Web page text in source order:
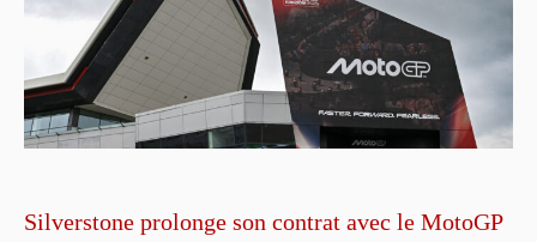
Silverstone prolonge son contrat avec le MotoGP